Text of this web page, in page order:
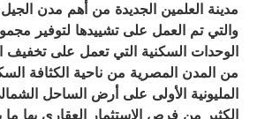
مدينة العلمين الجديدة من أهم مدن
والتي تم العمل على تشييدها لتوفير
الوحدات السكنية التي تعمل على تخفيف
من المدن المصرية من ناحية الكثافة
المليونية الأولى على أرض الساحل
الكثير من فرص الاستثمار العقاري بها